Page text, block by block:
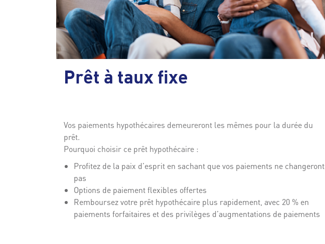
Prêt à taux fixe
Vos paiements hypothécaires demeureront les mêmes pour la durée du
prêt.
Pourquoi choisir ce prêt hypothécaire :
Profitez de la paix d’esprit en sachant que vos paiements ne changeront
pas
Options de paiement flexibles offertes
Remboursez votre prêt hypothécaire plus rapidement, avec 20 % en
paiements forfaitaires et des privilèges d’augmentations de paiements